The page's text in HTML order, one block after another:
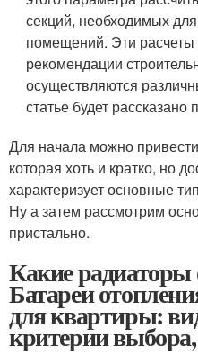
секций, необходимых
помещений. Эти расчеты
рекомендации
осуществляются
статье будет рассказано
Для начала можно
которая хоть и кратко, но
характеризует основные
Ну а затем рассмотрим
пристально.
Какие
Батареи
для квартиры:
критерии